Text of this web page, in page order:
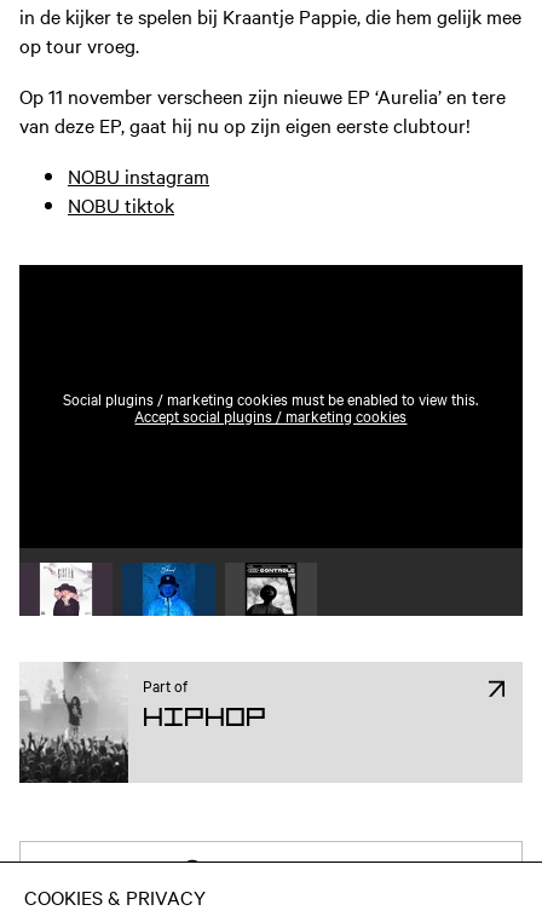
in de kijker te spelen bij Kraantje Pappie, die hem gelijk mee
op tour vroeg.
Op 11 november verscheen zijn nieuwe EP ‘Aurelia’ en tere
van deze EP, gaat hij nu op zijn eigen eerste clubtour!
NOBU instagram
NOBU tiktok
Social plugins / marketing cookies must be enabled to view this.
Accept social plugins / marketing cookies
Play video 1 Play video 2 Play video 3
Part of
Hiphop
Attend on Facebook